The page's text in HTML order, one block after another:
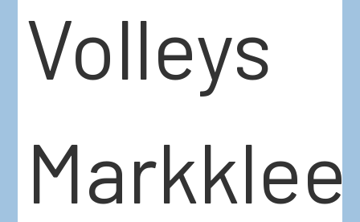
Volleys